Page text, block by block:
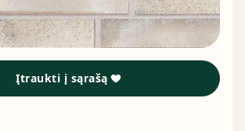
Įtraukti į sąrašą